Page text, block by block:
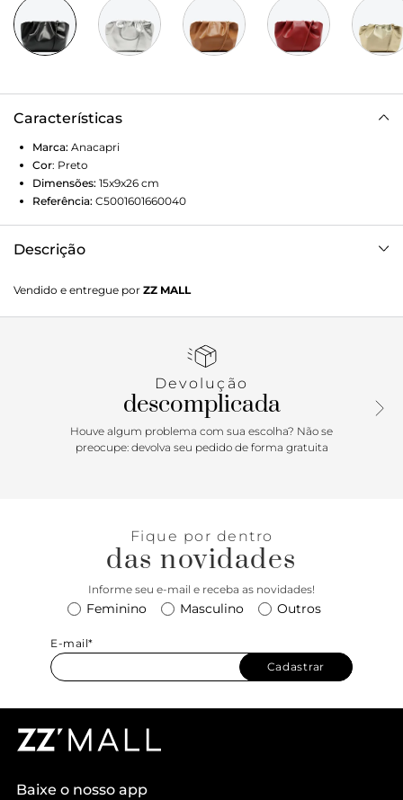
Características
Marca: Anacapri
Cor: Preto
Dimensões: 15x9x26 cm
Referência: C5001601660040
Descrição
similar ao couro tem acabamento liso e pregas na parte
superior. Traz alça transversal fina em rolotê. Com fecho
Porque Apostar: A bag pra criar seus melhores looks na
temporada! A bolsa tiracolo tem pregas na parte superior e
é uma ótima escolha pra looks noturnos. Para um truque
de styling descolado, experimente segurar a bolsa em uma
Vendido e entregue por ZZ MALL
Devolução
descomplicada
Houve algum problema com sua escolha? Não se
preocupe: devolva seu pedido de forma gratuita
Fique por dentro
das novidades
Informe seu e-mail e receba as novidades!
Feminino Masculino Outros
E-mail*
Cadastrar
Baixe o nosso app